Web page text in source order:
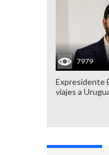
7979
Expresidente
viajes a